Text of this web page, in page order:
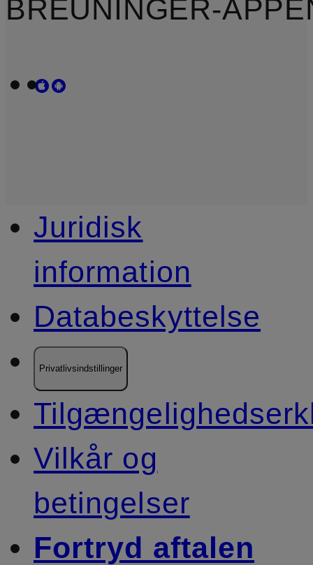
BREUNINGER-
Juridisk
information
Databeskyttelse
Privatlivsindstillinger
Vilkår og
betingelser
Fortryd aftalen